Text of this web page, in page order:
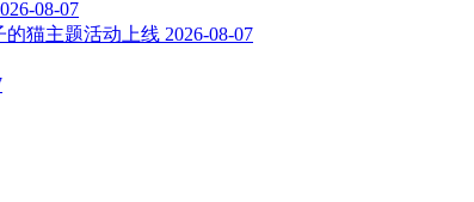
08-07
的猫主题活动上线 2026-08-07